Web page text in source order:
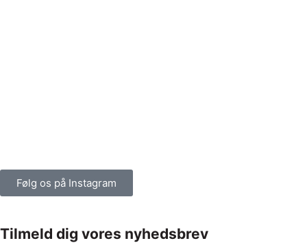
Følg os på Instagram
Tilmeld dig vores nyhedsbrev